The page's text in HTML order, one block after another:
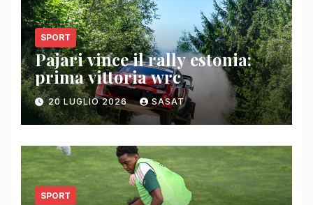
SPORT
Pajari vince il rally estonia:
prima vittoria wrc
20 LUGLIO 2026 SASAT
SPORT